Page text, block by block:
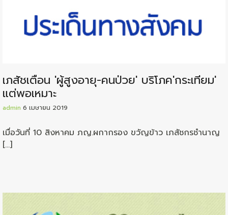
เภสัชเตือน ′ผู้สูงอายุ-คนป่วย′ บริโภค′กระเทียม′
แต่พอเหมาะ
admin 6 เมษายน 2019
เมื่อวันที่ 10 สิงหาคม ภญ.ผกากรอง ขวัญข้าว เภสัชกรชำนาญ
[…]